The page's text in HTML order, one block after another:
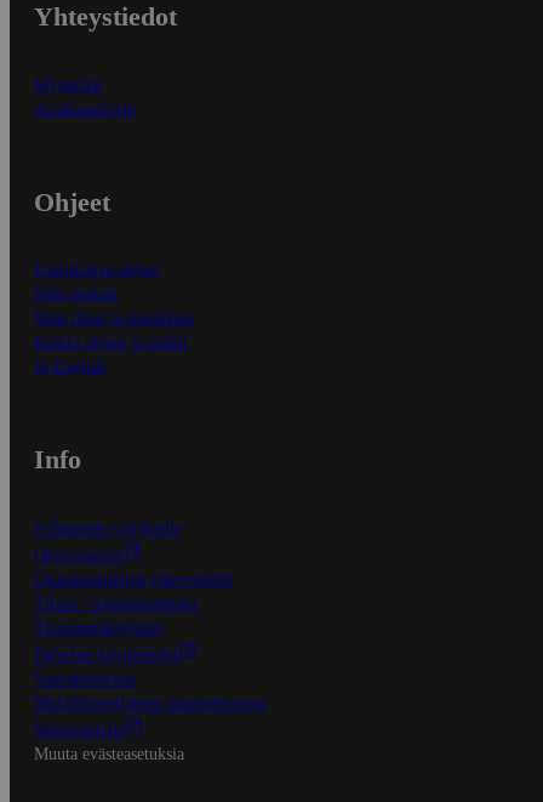
Yhteystiedot
Myymälät
Asiakaspalvelu
Ohjeet
Ensitilaajan ohjeet
Näin maksat
Näin tilaat ja muokkaat
Kaikki ohjeet ja vinkit
In English
Info
S-Business yrityksille
Oiva-raportit
Osuuskauppojen yhteystiedot
Tilaus- ja toimitusehdot
Tietosuojakäytäntö
Palvelun käyttöehdot
Saavutettavuus
Mobiilisovelluksen saavutettavuus
Mainostajalle
Muuta evästeasetuksia